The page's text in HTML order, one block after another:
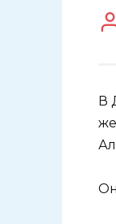
В